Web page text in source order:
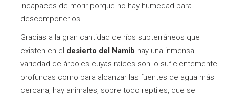
incapaces de morir porque no hay humedad para
descomponerlos.
Gracias a la gran cantidad de ríos subterráneos que
existen en el desierto del Namib hay una inmensa
variedad de árboles cuyas raíces son lo suficientemente
profundas como para alcanzar las fuentes de agua más
cercana, hay animales, sobre todo reptiles, que se